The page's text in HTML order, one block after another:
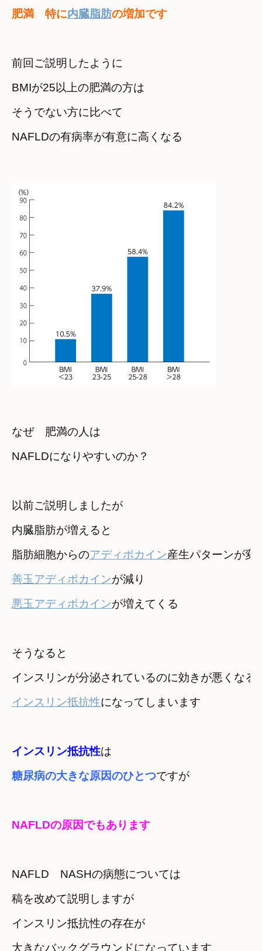
肥満　特に内臓脂肪の増加です
前回ご説明したように
BMIが25以上の肥満の方は
そうでない方に比べて
NAFLDの有病率が有意に高くなる
なぜ　肥満の人は
NAFLDになりやすいのか？
以前ご説明しましたが
内臓脂肪が増えると
脂肪細胞からのアディポカイン産生パターンが変
善玉アディポカイン
悪玉アディポカインが増えてくる
そうなると
インスリンが分泌されているのに効きが悪くなる
インスリン抵抗性になってしまいます
インスリン抵抗性は
糖尿病の大きな原因のひとつですが
NAFLDの原因でもあります
NAFLD　NASHの病態については
稿を改めて説明しますが
インスリン抵抗性の存在が
大きなバックグラウンドになっています